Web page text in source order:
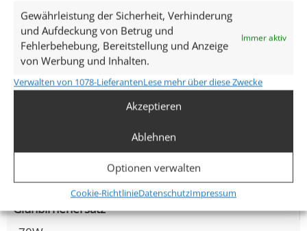
Gewährleistung der Sicherheit, Verhinderung
und Aufdeckung von Betrug und
Fehlerbehebung, Bereitstellung und Anzeige
von Werbung und Inhalten.
Immer aktiv
Verwalten von 1078-LieferantenLese mehr über diese Zwecke
Akzeptieren
Ablehnen
Optionen verwalten
Cookie-RichtlinieDatenschutzImpressum
Technische Daten
Gesamtmaße
90×88mm
Leistung (W)
7W
Glühbirnenersatz